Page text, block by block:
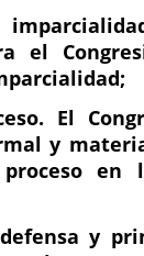
el
El
y
en
y